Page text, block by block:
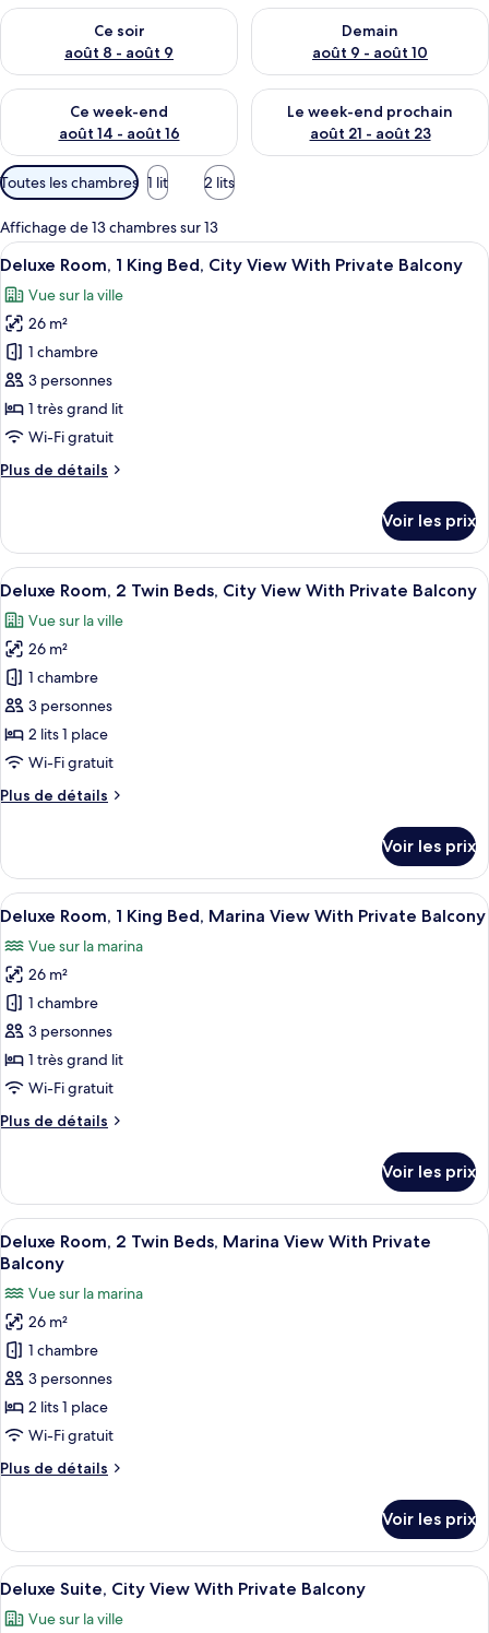
Ce soir
août 8 - août 9
Vérifier la disponibilité pour ce soir août 8 - août 9
Demain
août 9 - août 10
Vérifier la disponibilité pour
Ce week-end
août 14 - août 16
Vérifier la disponibilité pour ce week-end août 14 - août 16
Le week-end prochain
août 21 - août 23
Vérifier la disponibilité pour
Filtres
disponibles
pour
les
chambres
Toutes les chambres 1 lit 2 lits
Affichage de 13 chambres sur 13
Afficher
toutes
les
photos
pour
ce
type
de
chambre :
Deluxe
King
Bed,
City
View
With
Private
Balcony
Une chambre d’hôtel moderne
5
Deluxe Room, 1 King Bed, City View With Private Balcony
Vue sur la ville
26 m²
1 chambre
3 personnes
1 très grand lit
Wi-Fi gratuit
Plus de détails
Plus
le
type
de
Deluxe
Room,
King
Bed,
City
View
With
Balcony
Voir les prix
Afficher
toutes
les
photos
pour
ce
type
de
chambre :
Deluxe
Twin
Beds,
City
View
With
Private
Balcony
Une chambre d’hôtel avec deux lits,
5
Deluxe Room, 2 Twin Beds, City View With Private Balcony
Vue sur la ville
26 m²
1 chambre
3 personnes
2 lits 1 place
Wi-Fi gratuit
Plus de détails
Plus
le
type
de
Deluxe
Room,
Twin
Beds,
City
View
With
Balcony
Voir les prix
Afficher
toutes
les
photos
pour
ce
type
de
chambre :
Deluxe
King
Bed,
Marina
With
Private
Balcony
Une chambre d’hôtel équipée d’un
6
Deluxe Room, 1 King Bed, Marina View With Private Balcony
Vue sur la marina
26 m²
1 chambre
3 personnes
1 très grand lit
Wi-Fi gratuit
Plus de détails
Plus
le
type
de
chambre
Room,
King
Bed,
Marina
With
Private
Voir les prix
Afficher
toutes
photos
pour
ce
type
de
chambre :
Room,
Beds,
Marina
View
Une chambre d’hôtel avec deux
5
Deluxe Room, 2 Twin Beds, Marina View With Private
Balcony
Vue sur la marina
26 m²
1 chambre
3 personnes
2 lits 1 place
Wi-Fi gratuit
Plus de détails
Plus
le
type
de
Deluxe
Voir les prix
Afficher
toutes
les
Une chambre d’hôtel moderne
5
Deluxe Suite, City View With Private Balcony
Vue sur la ville